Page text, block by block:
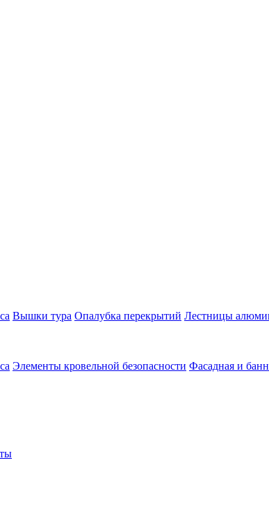
Вышки тура Опалубка перекрытий Лестницы
Элементы кровельной безопасности Фасадная и